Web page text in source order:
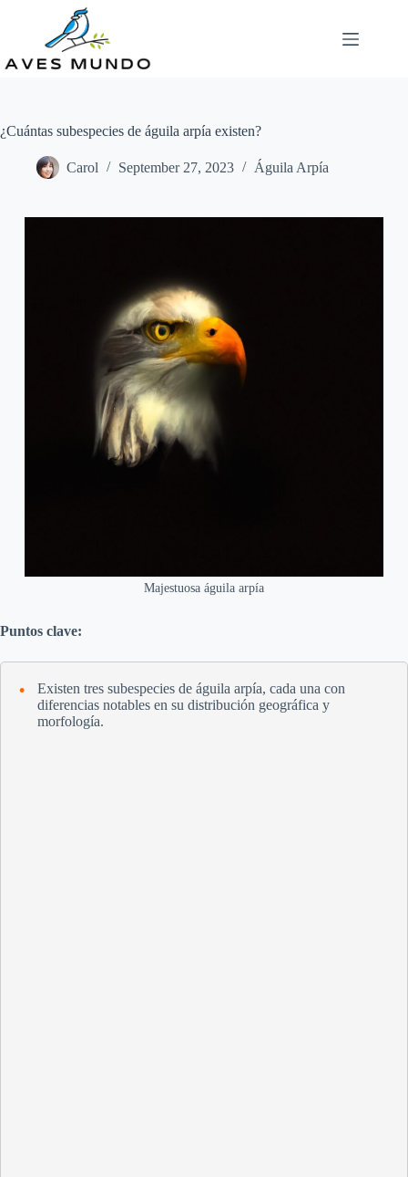
¿Cuántas subespecies de águila arpía existen?
Carol September 27, 2023 Águila Arpía
Majestuosa águila arpía
Puntos clave:
Existen tres subespecies de águila arpía, cada una con
diferencias notables en su distribución geográfica y
morfología.